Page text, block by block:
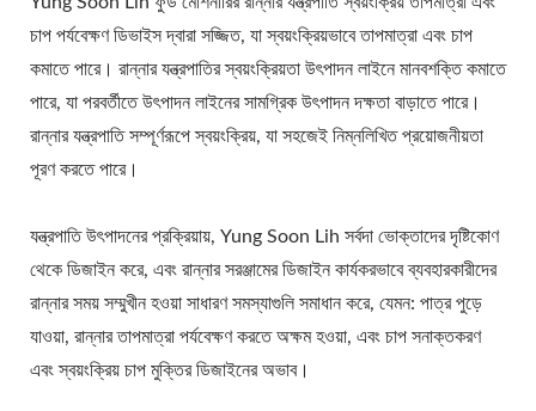
টোফু যন্ত্রপাতি, টফু যন্ত্রপাতি এবং
সরঞ্জাম, টফু মেকার, টফু মেকার
মেশিন, টফু তৈরি, টফু তৈরির
সরঞ্জাম, টফু তৈরির মেশিন, টফু
তৈরির মেশিনের দাম, টফু
প্রস্তুতকারক, টফু উৎপাদন, টফু
উৎপাদনের সরঞ্জাম, টফু উৎপাদন
কারখানা, টফু উৎপাদন প্ল্যান্ট, টফু
চাপ পর্যবেক্ষণ ডিভাইস দ্বারা সজ্জিত, যা স্বয়ংক্রিয়ভাবে তাপমাত্রা এবং চাপ
কমাতে পারে। রান্নার যন্ত্রপাতির স্বয়ংক্রিয়তা উৎপাদন লাইনে মানবশক্তি কমাতে
পারে, যা পরবর্তীতে উৎপাদন লাইনের সামগ্রিক উৎপাদন দক্ষতা বাড়াতে পারে।
রান্নার যন্ত্রপাতি সম্পূর্ণরূপে স্বয়ংক্রিয়, যা সহজেই নিম্নলিখিত প্রয়োজনীয়তা
পূরণ করতে পারে।
যন্ত্রপাতি উৎপাদনের প্রক্রিয়ায়, Yung Soon Lih সর্বদা ভোক্তাদের দৃষ্টিকোণ
থেকে ডিজাইন করে, এবং রান্নার সরঞ্জামের ডিজাইন কার্যকরভাবে ব্যবহারকারীদের
রান্নার সময় সম্মুখীন হওয়া সাধারণ সমস্যাগুলি সমাধান করে, যেমন: পাত্র পুড়ে
যাওয়া, রান্নার তাপমাত্রা পর্যবেক্ষণ করতে অক্ষম হওয়া, এবং চাপ সনাক্তকরণ
এবং স্বয়ংক্রিয় চাপ মুক্তির ডিজাইনের অভাব।